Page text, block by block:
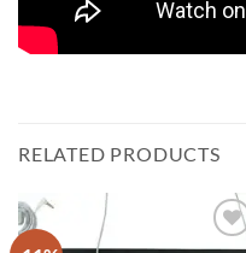
RELATED PRODUCTS